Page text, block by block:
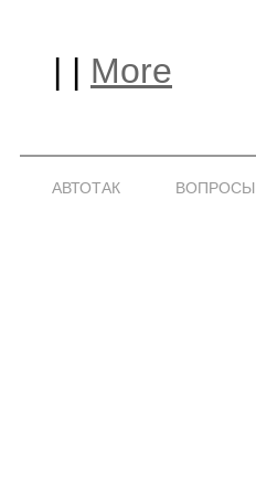
| | More
АВТОТАК ВОПРОСЫ